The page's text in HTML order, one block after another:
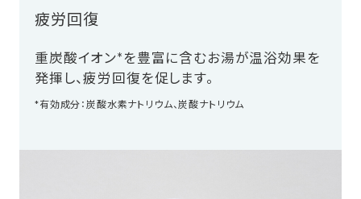
疲労回復
重炭酸イオン*を豊富に含むお湯が温浴効果を
発揮し、疲労回復を促します。
*有効成分：炭酸水素ナトリウム、炭酸ナトリウム